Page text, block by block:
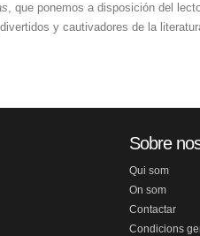
, que ponemos a disposición del
y cautivadores de la
Sobre
Qui som
On som
Contactar
Condicions